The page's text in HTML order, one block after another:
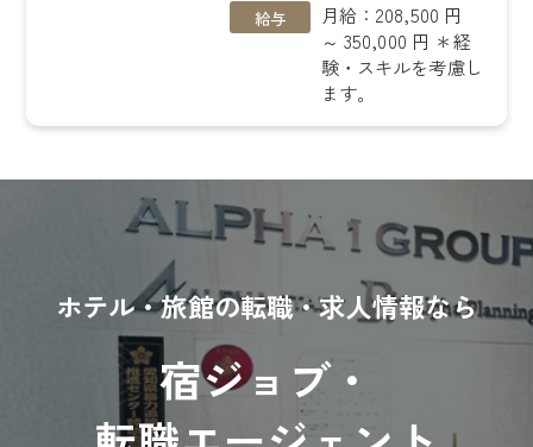
給与
月給：208,500 円
～ 350,000 円 ＊経
験・スキルを考慮し
ます。
ホテル・旅館の転職・求人情報なら
宿ジョブ・